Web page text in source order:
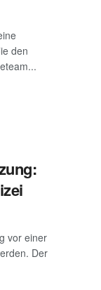
den
vor einer
Der